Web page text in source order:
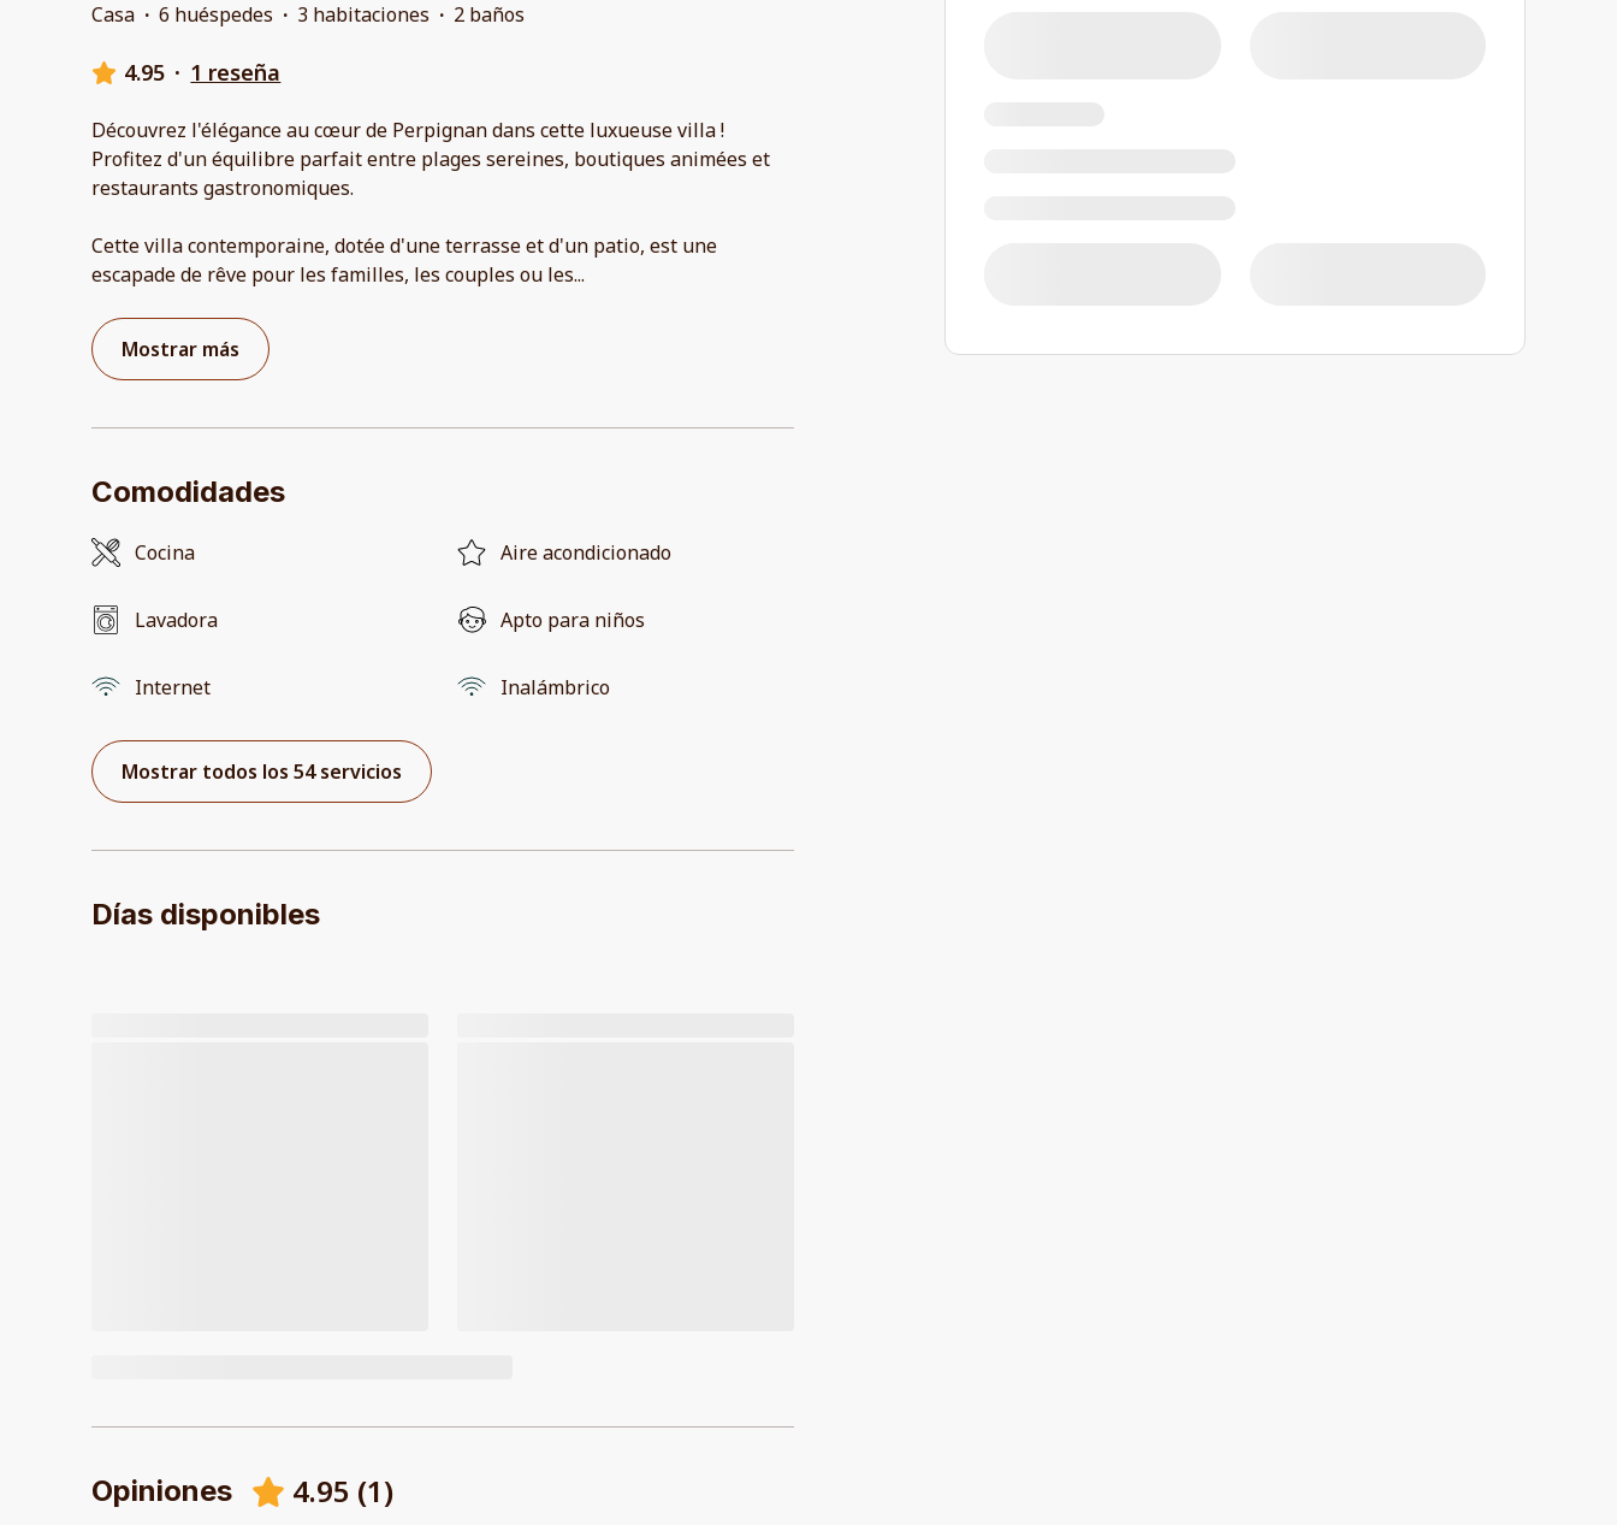
Casa · 6 huéspedes · 3 habitaciones · 2 baños
4.95 · 1 reseña
Découvrez l'élégance au cœur de Perpignan dans cette luxueuse villa !
Profitez d'un équilibre parfait entre plages sereines, boutiques animées et
restaurants gastronomiques.
Cette villa contemporaine, dotée d'une terrasse et d'un patio, est une
escapade de rêve pour les familles, les couples ou les...
Mostrar más
Comodidades
Cocina Aire acondicionado
Lavadora Apto para niños
Internet Inalámbrico
Mostrar todos los 54 servicios
Días disponibles
Opiniones 4.95 (1)